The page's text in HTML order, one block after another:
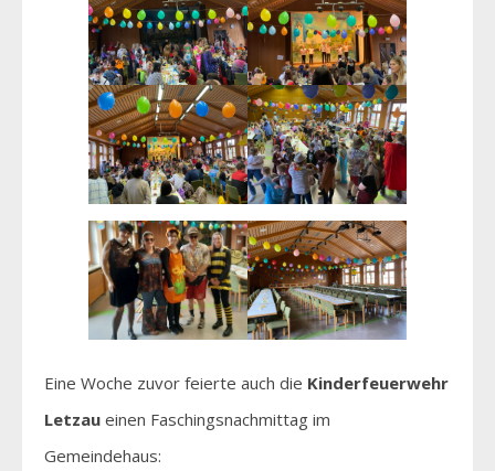
Eine Woche zuvor feierte auch die Kinderfeuerwehr
Letzau einen Faschingsnachmittag im
Gemeindehaus: